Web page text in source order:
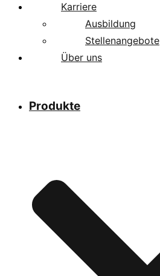
Karriere
Ausbildung
Stellenangebote
Über uns
Produkte